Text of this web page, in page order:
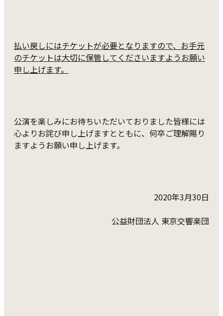
払い戻しにはチケットが必要となりますので、お手元
のチケットは大切に保管してくださいますようお願い
申し上げます。
公演を楽しみにお待ちいただいておりました皆様には
心よりお詫び申し上げますとともに、何卒ご理解賜り
ますようお願い申し上げます。
2020年3月30日
公益財団法人 東京交響楽団